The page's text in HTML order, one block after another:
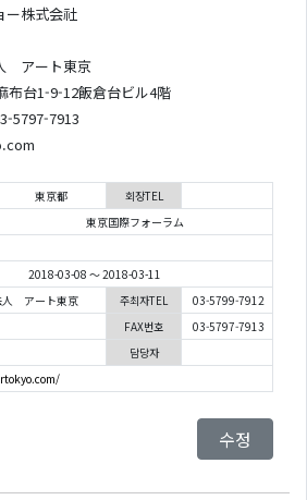
ー株式会社
アート東京
台1-9-12飯倉台ビル4階
5797-7913
東京都
회장TEL
東京国際フォーラム
2018-03-08 ～ 2018-03-11
人 アート東京 주최자TEL
03-5799-7912
FAX번호
03-5797-7913
담당자
수정